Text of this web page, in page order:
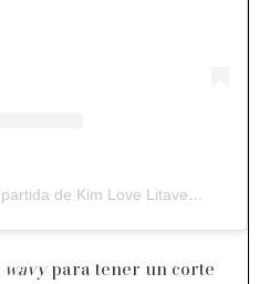
Una publicación compartida de Kim Love Litavec (@beautyconamor)
wavypara tener un corte